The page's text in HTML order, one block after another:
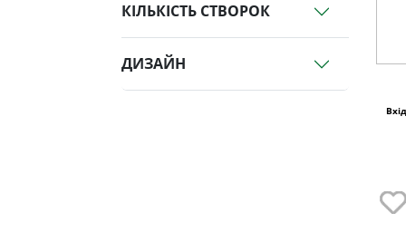
КІЛЬКІСТЬ СТВОРОК
ДИЗАЙН